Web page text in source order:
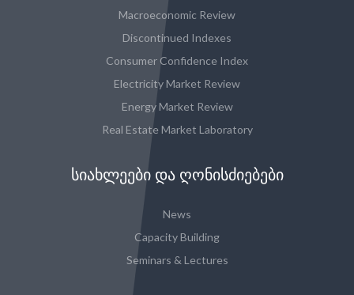
Macroeconomic Review
Discontinued Indexes
Consumer Confidence Index
Electricity Market Review
Energy Market Review
Real Estate Market Laboratory
ᲡᲘᲐᲮᲚᲔᲔᲑᲘ ᲓᲐ ᲦᲝᲜᲘᲡᲫᲘᲔᲑᲔᲑᲘ
News
Capacity Building
Seminars & Lectures